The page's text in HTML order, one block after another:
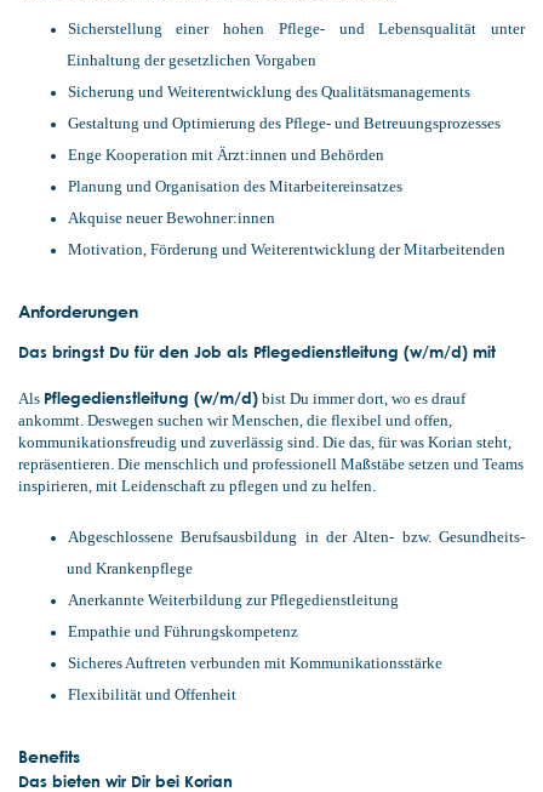
Sicherstellung einer hohen Pflege- und Lebensqualität unter
Einhaltung der gesetzlichen Vorgaben
Sicherung und Weiterentwicklung des Qualitätsmanagements
Gestaltung und Optimierung des Pflege- und Betreuungsprozesses
Enge Kooperation mit Ärzt:innen und Behörden
Planung und Organisation des Mitarbeitereinsatzes
Akquise neuer Bewohner:innen
Motivation, Förderung und Weiterentwicklung der Mitarbeitenden
Anforderungen
Das bringst Du für den Job als Pflegedienstleitung (w/m/d) mit
Als Pflegedienstleitung (w/m/d) bist Du immer dort, wo es drauf
ankommt. Deswegen suchen wir Menschen, die flexibel und offen,
kommunikationsfreudig und zuverlässig sind. Die das, für was Korian steht,
repräsentieren. Die menschlich und professionell Maßstäbe setzen und Teams
inspirieren, mit Leidenschaft zu pflegen und zu helfen.
Abgeschlossene Berufsausbildung in der Alten- bzw. Gesundheits-
und Krankenpflege
Anerkannte Weiterbildung zur Pflegedienstleitung
Empathie und Führungskompetenz
Sicheres Auftreten verbunden mit Kommunikationsstärke
Flexibilität und Offenheit
Benefits
Das bieten wir Dir bei Korian